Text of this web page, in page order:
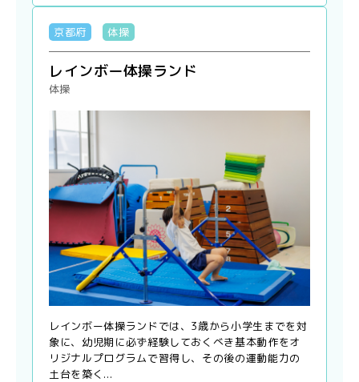
京都府 体操
レインボー体操ランド
体操
レインボー体操ランドでは、3歳から小学生までを対
象に、幼児期に必ず経験しておくべき基本動作をオ
リジナルプログラムで習得し、その後の運動能力の
土台を築く...